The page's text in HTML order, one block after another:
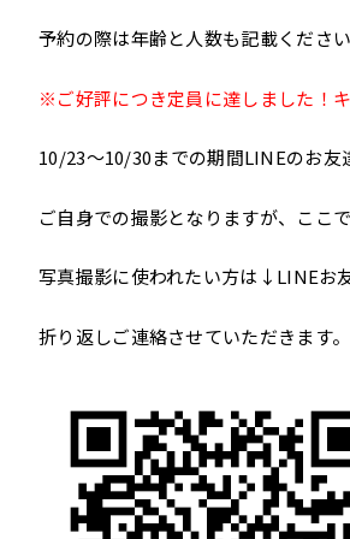
予約の際は年齢と人数も記載ください
※ご好評につき定員に達しました！
10/23～10/30までの期間LINEのお友
ご自身での撮影となりますが、ここ
写真撮影に使われたい方は↓LINEお
折り返しご連絡させていただきます。